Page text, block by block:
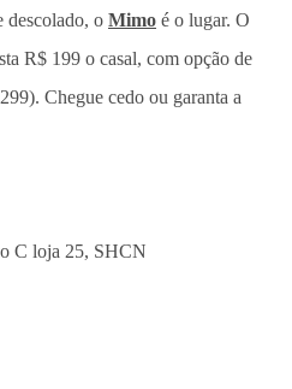
descolado, o Mimo é o lugar. O
R$ 199 o casal, com opção de
Chegue cedo ou garanta a
C loja 25, SHCN